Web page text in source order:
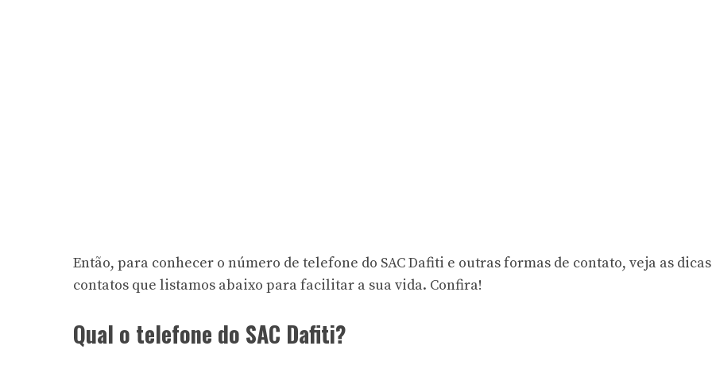
Então, para conhecer o número de telefone do SAC Dafiti e outras formas de contato, veja as
contatos que listamos abaixo para facilitar a sua vida. Confira!
Qual o telefone do SAC Dafiti?